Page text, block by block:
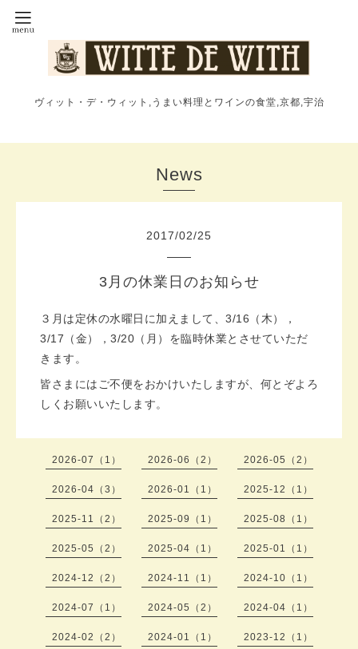
ヴィット・デ・ウィット,うまい料理とワインの食堂,京都,宇治
News
2017/02/25
3月の休業日のお知らせ
３月は定休の水曜日に加えまして、3/16（木），
3/17（金），3/20（月）を臨時休業とさせていただ
きます。
皆さまにはご不便をおかけいたしますが、何とぞよろ
しくお願いいたします。
2026-07（1） 2026-06（2） 2026-05（2）
2026-04（3） 2026-01（1） 2025-12（1）
2025-11（2） 2025-09（1） 2025-08（1）
2025-05（2） 2025-04（1） 2025-01（1）
2024-12（2） 2024-11（1） 2024-10（1）
2024-07（1） 2024-05（2） 2024-04（1）
2024-02（2） 2024-01（1） 2023-12（1）